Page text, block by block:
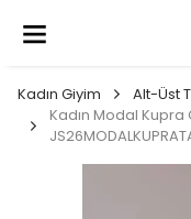
Kadın Giyim
Alt-Üst
Kadın Modal Kupra